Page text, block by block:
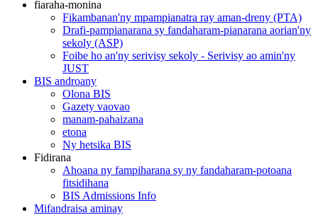
fiaraha-monina
Fikambanan'ny mpampianatra ray aman-dreny (PTA)
Drafi-pampianarana sy fandaharam-pianarana aorian'ny
sekoly (ASP)
Foibe ho an'ny serivisy sekoly - Serivisy ao amin'ny
JUST
BIS androany
Olona BIS
Gazety vaovao
manam-pahaizana
etona
Ny hetsika BIS
Fidirana
Ahoana ny fampiharana sy ny fandaharam-potoana
fitsidihana
BIS Admissions Info
Mifandraisa aminay